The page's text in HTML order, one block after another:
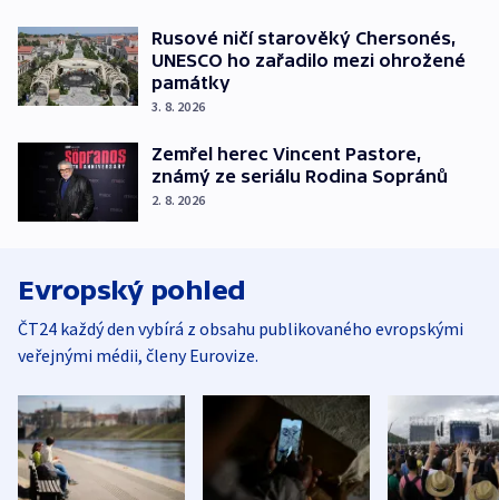
Rusové ničí starověký Chersonés,
UNESCO ho zařadilo mezi ohrožené
památky
3. 8. 2026
Zemřel herec Vincent Pastore,
známý ze seriálu Rodina Sopránů
2. 8. 2026
Evropský pohled
ČT24 každý den vybírá z obsahu publikovaného evropskými
veřejnými médii, členy Eurovize.